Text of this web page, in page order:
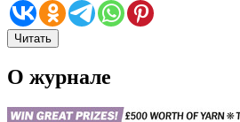
Читать
О журнале